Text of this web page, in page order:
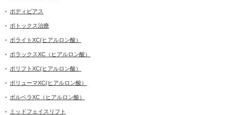
ボディピアス
ボトックス治療
ボライトXC(ヒアルロン酸）
ボラックスXC（ヒアルロン酸）
ボリフトXC(ヒアルロン酸）
ボリューマXC(ヒアルロン酸）
ボルベラXC（ヒアルロン酸）
ミッドフェイスリフト